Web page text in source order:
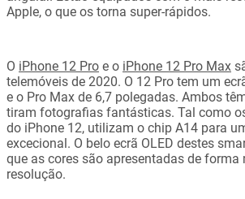
Apple, o que os torna super-rápidos.
O iPhone 12 Pro e o iPhone 12 Pro Max
telemóveis de 2020. O 12 Pro tem um
e o Pro Max de 6,7 polegadas. Ambos
tiram fotografias fantásticas. Tal como
do iPhone 12, utilizam o chip A14 para
excecional. O belo ecrã OLED destes
que as cores são apresentadas de
resolução.